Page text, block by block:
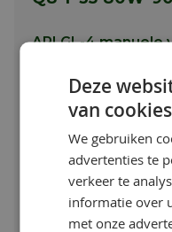
API GL-4 manuele
Q8 T 35 80W-90
synchromesh-
goedgekeurd door
Meer info
Toon meer
Deze
van
We gebruiken
advertenties te
verkeer te
informatie over
met onze